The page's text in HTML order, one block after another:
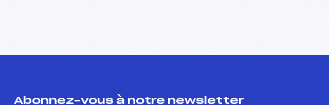
Abonnez-vous à notre newsletter